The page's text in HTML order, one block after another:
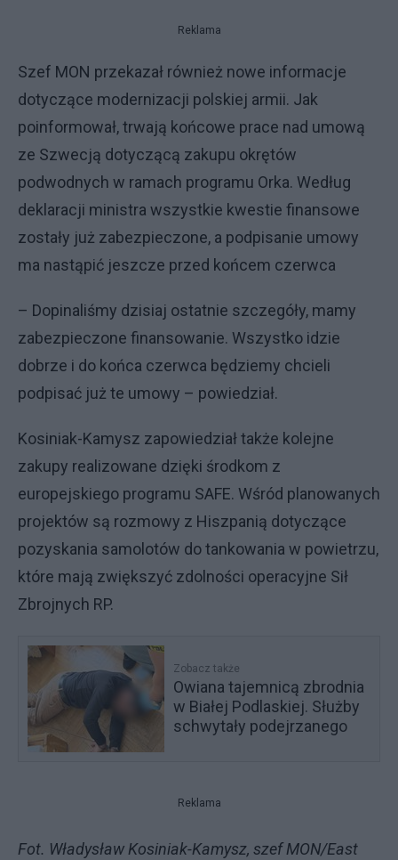
Reklama
Szef MON przekazał również nowe informacje
dotyczące modernizacji polskiej armii. Jak
poinformował, trwają końcowe prace nad umową
ze Szwecją dotyczącą zakupu okrętów
podwodnych w ramach programu Orka. Według
deklaracji ministra wszystkie kwestie finansowe
zostały już zabezpieczone, a podpisanie umowy
ma nastąpić jeszcze przed końcem czerwca
– Dopinaliśmy dzisiaj ostatnie szczegóły, mamy
zabezpieczone finansowanie. Wszystko idzie
dobrze i do końca czerwca będziemy chcieli
podpisać już te umowy – powiedział.
Kosiniak-Kamysz zapowiedział także kolejne
zakupy realizowane dzięki środkom z
europejskiego programu SAFE. Wśród planowanych
projektów są rozmowy z Hiszpanią dotyczące
pozyskania samolotów do tankowania w powietrzu,
które mają zwiększyć zdolności operacyjne Sił
Zbrojnych RP.
Zobacz także
Owiana tajemnicą zbrodnia
w Białej Podlaskiej. Służby
schwytały podejrzanego
Reklama
Fot. Władysław Kosiniak-Kamysz, szef MON/East